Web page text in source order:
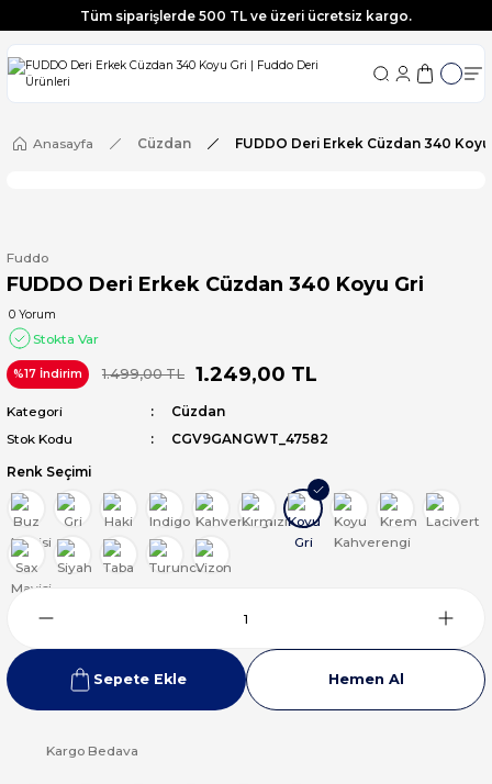
Tüm siparişlerde 500 TL ve üzeri ücretsiz kargo.
Tüm siparişlerde 500 TL ve üzeri ücretsiz kargo.
Tüm siparişlerde 500 TL ve üzeri ücretsiz kargo.
Tüm siparişlerde 500 TL ve üzeri ücretsiz kargo.
Anasayfa Cüzdan FUDDO Deri Erkek Cüzdan 340
Fuddo
FUDDO Deri Erkek Cüzdan 340 Koyu Gri
0 Yorum
Stokta Var
%17 İndirim 1.499,00 TL 1.249,00 TL
Kategori
Cüzdan
Stok Kodu
CGV9GANGWT_47582
Renk Seçimi
Sepete Ekle Hemen Al
Kargo Bedava